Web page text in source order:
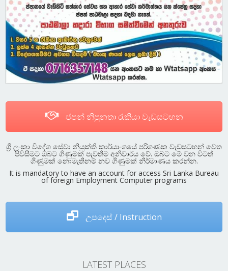
ජපන් නිපුනතා රැකියා වැඩසටහන
ශ්‍රී ලංකා විදේශ සේවා නියුක්ති කාර්යාංශයේ පරිගණක වැඩසටහන් වෙත
පිවිසීමට ඔබට ගිණුමක් පැවතීම අනිවාර්ය වේ. ඔබට මේ වන විටත්
ගිණුමක් නොමැතිනම් නව ගිණුමක් නිර්මාණය කරන්න.
It is mandatory to have an account for access Sri Lanka Bureau
of foreign Employment Computer programs
උපදෙස් / Instruction
LATEST PLACES